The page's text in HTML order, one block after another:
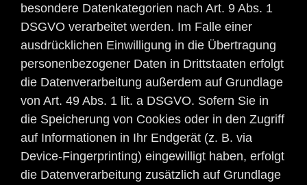
besondere Datenkategorien nach Art. 9 Abs. 1
DSGVO verarbeitet werden. Im Falle einer
ausdrücklichen Einwilligung in die Übertragung
personenbezogener Daten in Drittstaaten erfolgt
die Datenverarbeitung außerdem auf Grundlage
von Art. 49 Abs. 1 lit. a DSGVO. Sofern Sie in
die Speicherung von Cookies oder in den Zugriff
auf Informationen in Ihr Endgerät (z. B. via
Device-Fingerprinting) eingewilligt haben, erfolgt
die Datenverarbeitung zusätzlich auf Grundlage